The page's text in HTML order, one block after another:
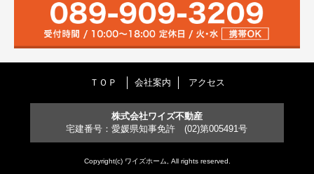
ＴＯＰ 会社案内 アクセス
株式会社ワイズ不動産
宅建番号：愛媛県知事免許 (02)第005491号
Copyright(c) ワイズホーム, All rights reserved.